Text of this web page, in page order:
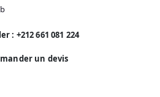
: +212 661 081 224
un devis